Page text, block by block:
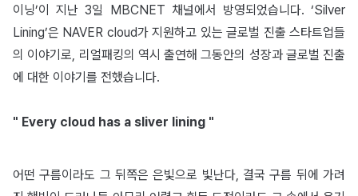
이닝’이 지난 3일 MBCNET 채널에서 방영되었습니다. ‘Silver
Lining’은 NAVER cloud가 지원하고 있는 글로벌 진출 스타트업들
의 이야기로, 리얼패킹의 역시 출연해 그동안의 성장과 글로벌 진출
에 대한 이야기를 전했습니다.
" Every cloud has a sliver lining "
어떤 구름이라도 그 뒤쪽은 은빛으로 빛난다, 결국 구름 뒤에 가려